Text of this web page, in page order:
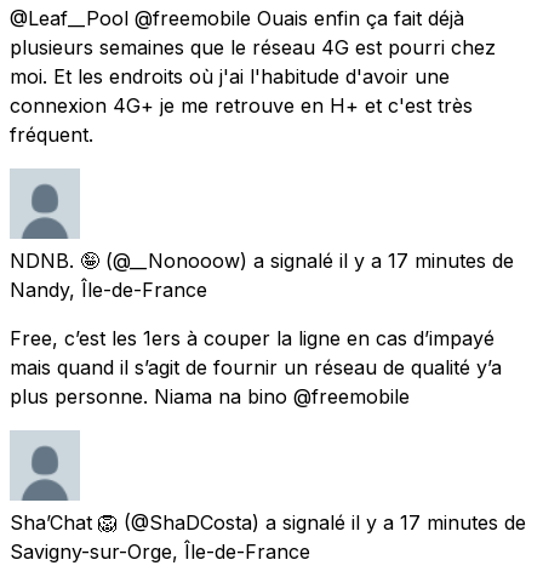
@Leaf__Pool @freemobile Ouais enfin ça fait déjà
plusieurs semaines que le réseau 4G est pourri chez
moi. Et les endroits où j'ai l'habitude d'avoir une
connexion 4G+ je me retrouve en H+ et c'est très
fréquent.
NDNB. 🤪 (@__Nonooow) a signalé il y a 17 minutes de
Nandy, Île-de-France
Free, c’est les 1ers à couper la ligne en cas d’impayé
mais quand il s’agit de fournir un réseau de qualité y’a
plus personne. Niama na bino @freemobile
Sha’Chat 🦁 (@ShaDCosta) a signalé il y a 17 minutes de
Savigny-sur-Orge, Île-de-France